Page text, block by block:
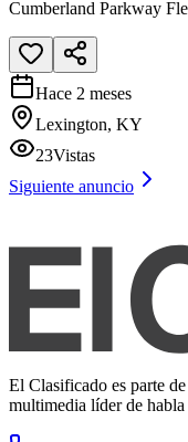
Cumberland Parkway
Hace 2 meses
Lexington, KY
23Vistas
Siguiente anuncio
El Clasificado es parte
multimedia líder de